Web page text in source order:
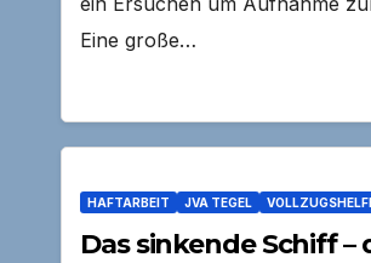
Eine große…
HAFTARBEIT JVA TEGEL
Das sinkende Schiff –